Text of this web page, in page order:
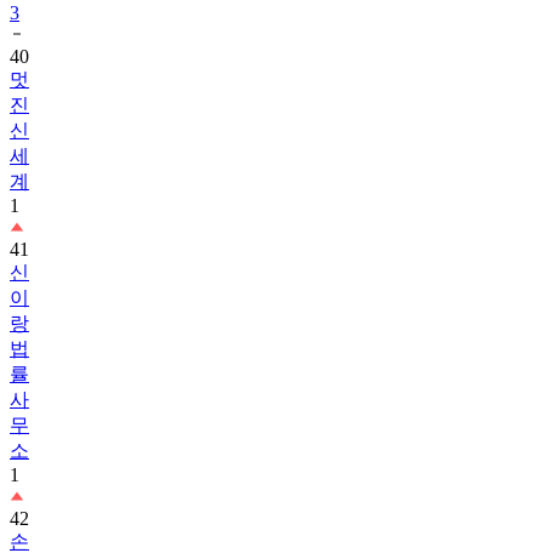
3
40
멋
진
신
세
계
1
41
신
이
랑
법
률
사
무
소
1
42
손